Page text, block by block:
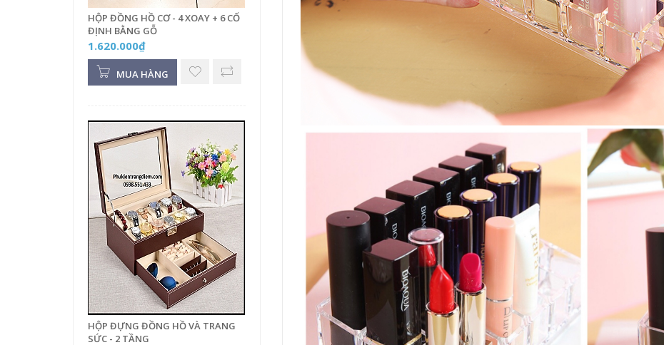
HỘP ĐỒNG HỒ CƠ - 4 XOAY + 6 CỐ
ĐỊNH BẰNG GỖ
1.620.000₫
MUA HÀNG
HỘP ĐỰNG ĐỒNG HỒ VÀ TRANG
SỨC - 2 TẦNG